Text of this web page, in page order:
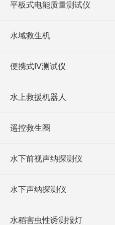
平板式电能质量测试仪
水域救生机
便携式IV测试仪
水上救援机器人
遥控救生圈
水下前视声纳探测仪
水下声纳探测仪
水稻害虫性诱测报灯